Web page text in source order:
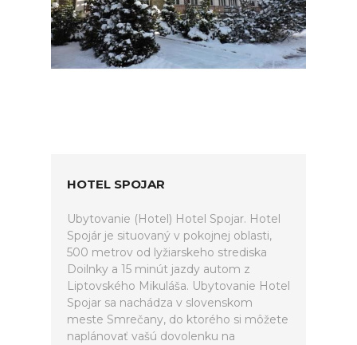
HOTEL SPOJAR
Ubytovanie (Hotel) Hotel Spojar. Hotel
Spojár je situovaný v pokojnej oblasti,
500 metrov od lyžiarskeho strediska
Doilnky a 15 minút jazdy autom z
Liptovského Mikuláša. Ubytovanie Hotel
Spojar sa nachádza v slovenskom
meste Smrečany, do ktorého si môžete
naplánovať vašú dovolenku na